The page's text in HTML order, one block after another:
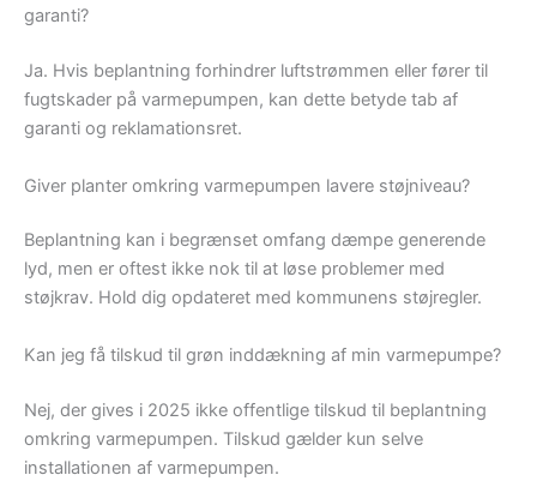
garanti?
Ja. Hvis beplantning forhindrer luftstrømmen eller fører til
fugtskader på varmepumpen, kan dette betyde tab af
garanti og reklamationsret.
Giver planter omkring varmepumpen lavere støjniveau?
Beplantning kan i begrænset omfang dæmpe generende
lyd, men er oftest ikke nok til at løse problemer med
støjkrav. Hold dig opdateret med kommunens støjregler.
Kan jeg få tilskud til grøn inddækning af min varmepumpe?
Nej, der gives i 2025 ikke offentlige tilskud til beplantning
omkring varmepumpen. Tilskud gælder kun selve
installationen af varmepumpen.